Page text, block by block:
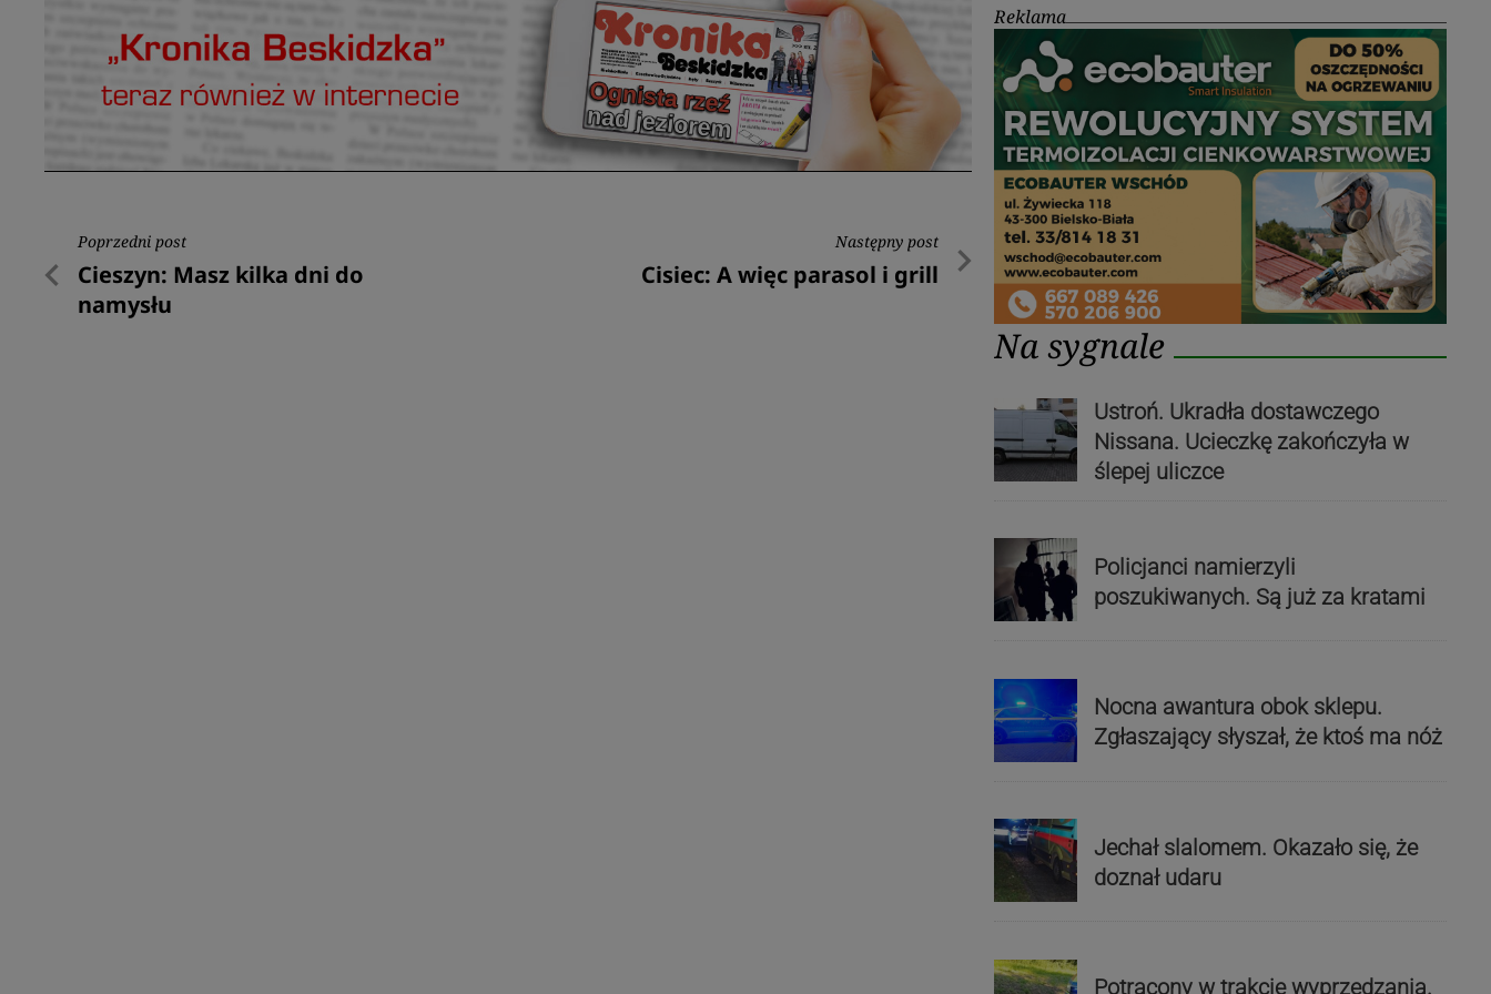
Nawigacja
wpisu
Poprzedni post
Poprzedni
post
Cieszyn: Masz kilka dni do
namysłu
Następny post
Następny
Cisiec: A więc parasol i grill
Reklama
Na sygnale
Ustroń. Ukradła dostawczego
Nissana. Ucieczkę zakończyła w
ślepej uliczce
Policjanci namierzyli
poszukiwanych. Są już za kratami
Nocna awantura obok sklepu.
Zgłaszający słyszał, że ktoś ma nóż
Jechał slalomem. Okazało się, że
doznał udaru
Potrącony w trakcie wyprzedzania.